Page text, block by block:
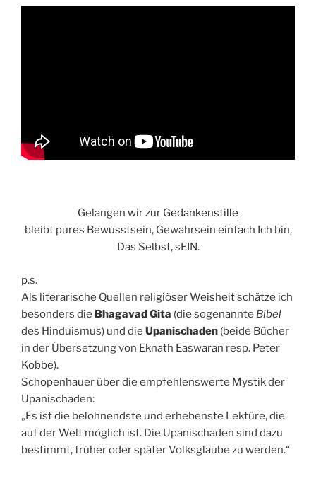
Gelangen wir zur Gedankenstille
bleibt pures Bewusstsein, Gewahrsein einfach Ich bin,
Das Selbst, sEIN.
p.s.
Als literarische Quellen religiöser Weisheit schätze ich
besonders die Bhagavad Gita (die sogenannte Bibel
des Hinduismus) und die Upanischaden (beide Bücher
in der Übersetzung von Eknath Easwaran resp. Peter
Kobbe).
Schopenhauer über die empfehlenswerte Mystik der
Upanischaden:
„Es ist die belohnendste und erhebenste Lektüre, die
auf der Welt möglich ist. Die Upanischaden sind dazu
bestimmt, früher oder später Volksglaube zu werden.“